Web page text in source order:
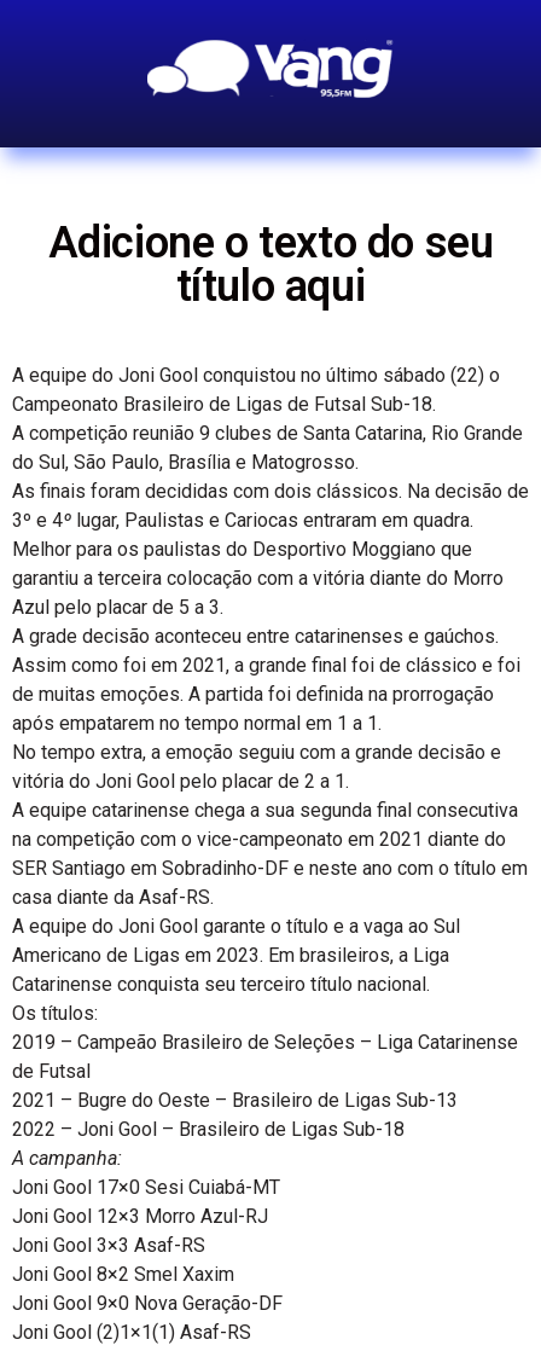
Adicione o texto do seu
título aqui
A equipe do Joni Gool conquistou no último sábado (22) o
Campeonato Brasileiro de Ligas de Futsal Sub-18.
A competição reunião 9 clubes de Santa Catarina, Rio Grande
do Sul, São Paulo, Brasília e Matogrosso.
As finais foram decididas com dois clássicos. Na decisão de
3º e 4º lugar, Paulistas e Cariocas entraram em quadra.
Melhor para os paulistas do Desportivo Moggiano que
garantiu a terceira colocação com a vitória diante do Morro
Azul pelo placar de 5 a 3.
A grade decisão aconteceu entre catarinenses e gaúchos.
Assim como foi em 2021, a grande final foi de clássico e foi
de muitas emoções. A partida foi definida na prorrogação
após empatarem no tempo normal em 1 a 1.
No tempo extra, a emoção seguiu com a grande decisão e
vitória do Joni Gool pelo placar de 2 a 1.
A equipe catarinense chega a sua segunda final consecutiva
na competição com o vice-campeonato em 2021 diante do
SER Santiago em Sobradinho-DF e neste ano com o título em
casa diante da Asaf-RS.
A equipe do Joni Gool garante o título e a vaga ao Sul
Americano de Ligas em 2023. Em brasileiros, a Liga
Catarinense conquista seu terceiro título nacional.
Os títulos:
2019 – Campeão Brasileiro de Seleções – Liga Catarinense
de Futsal
2021 – Bugre do Oeste – Brasileiro de Ligas Sub-13
2022 – Joni Gool – Brasileiro de Ligas Sub-18
A campanha:
Joni Gool 17×0 Sesi Cuiabá-MT
Joni Gool 12×3 Morro Azul-RJ
Joni Gool 3×3 Asaf-RS
Joni Gool 8×2 Smel Xaxim
Joni Gool 9×0 Nova Geração-DF
Joni Gool (2)1×1(1) Asaf-RS